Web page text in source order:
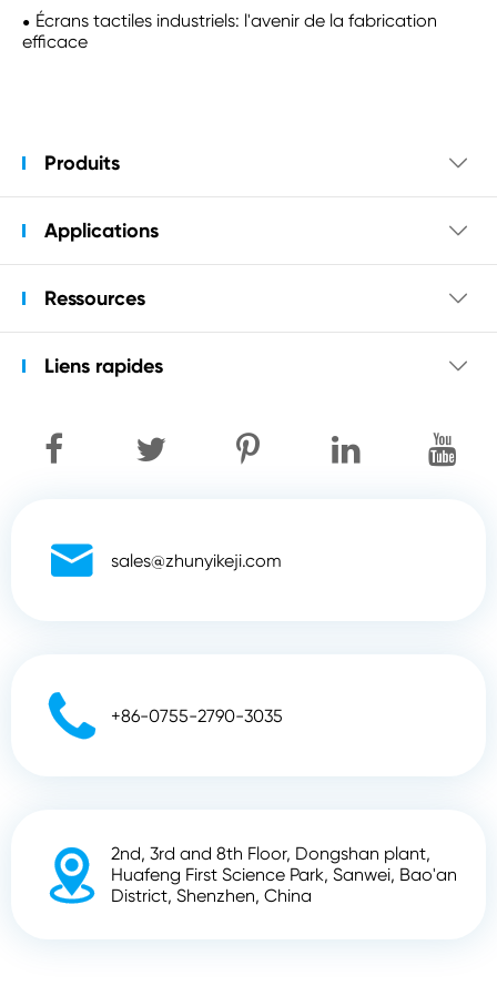
Écrans tactiles industriels: l'avenir de la fabrication
efficace
Produits 
Applications 
Ressources 
Liens rapides 
 sales@zhunyikeji.com
 +86-0755-2790-3035

2nd, 3rd and 8th Floor, Dongshan plant,
Huafeng First Science Park, Sanwei, Bao'an
District, Shenzhen, China